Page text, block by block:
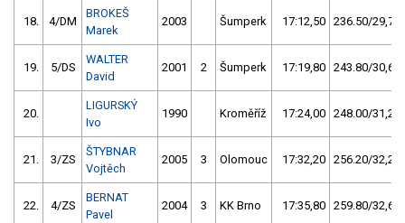
18. 4/DM
BROKEŠ
Marek
2003 Šumperk 17:12,50 236.50/29,7
19. 5/DS
WALTER
David
2001 2 Šumperk 17:19,80 243.80/30,6
20.
LIGURSKÝ
Ivo
1990 Kroměříž 17:24,00 248.00/31,2
21. 3/ZS
ŠTYBNAR
Vojtěch
2005 3 Olomouc 17:32,20 256.20/32,2
22. 4/ZS
BERNAT
Pavel
2004 3 KK Brno 17:35,80 259.80/32,6